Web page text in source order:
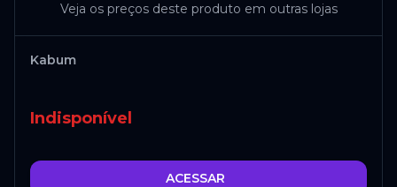
Veja os preços deste produto em outras lojas
Kabum
Indisponível
ACESSAR